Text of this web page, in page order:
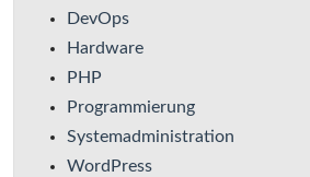
DevOps
Hardware
PHP
Programmierung
Systemadministration
WordPress